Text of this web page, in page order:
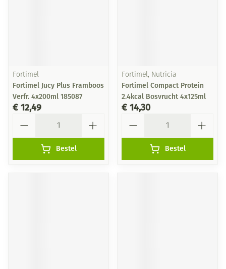
Fortimel
Fortimel Jucy Plus Framboos
Verfr. 4x200ml 185087
€ 12,49
Bestel
Fortimel, Nutricia
Fortimel Compact Protein
2.4kcal Bosvrucht 4x125ml
€ 14,30
Bestel